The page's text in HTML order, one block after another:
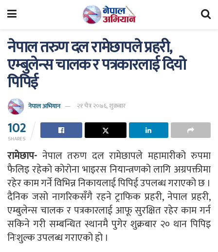
नेपाल तरुण दल रामेछापले प्रहरी,
एम्बुलेन्स चालक र पत्रकारलाई दियो
पिपिई
नेपाल अभियान २१ चैत्र २०७६, शुक्रबार
102
SHARES
रामेछाप- नेपाल तरुण दल रामेछापले महामारीको रुपमा
फैलिइ रहेको कोरोना भाइरस नियान्त्रणको लागि अग्रपक्तीमा
रहेर काम गर्ने विभिन्न निकायलाई पिपिई उपलब्ध गराएको छ ।
दैनिक जसो नागरिकसँगै रहने ट्राफिक प्रहरी, नेपाल प्रहरी,
एम्बुलेन्स चालक र पत्रकारलाई आफू सुरक्षित रहेर काम गर्न
सकिने गरी सम्बन्धित स्थानमै पुगेर शुक्रबार २० थान पिपिइ
निःशुल्क उपलब्ध गराएको हो ।